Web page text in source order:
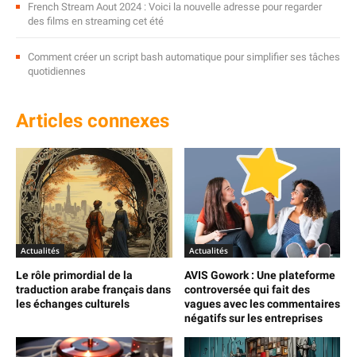
French Stream Aout 2024 : Voici la nouvelle adresse pour regarder
des films en streaming cet été
Comment créer un script bash automatique pour simplifier ses tâches
quotidiennes
Articles connexes
Actualités
Le rôle primordial de la
traduction arabe français dans
les échanges culturels
Actualités
AVIS Gowork : Une plateforme
controversée qui fait des
vagues avec les commentaires
négatifs sur les entreprises